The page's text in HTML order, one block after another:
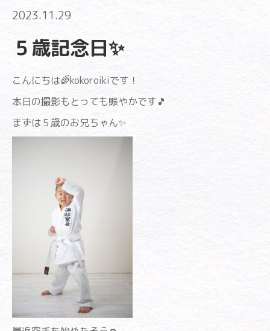
2023.11.29
５歳記念日✨
こんにちは🌈kokoroikiです！
本日の撮影もとっても賑やかです🎵
まずは５歳のお兄ちゃん✨